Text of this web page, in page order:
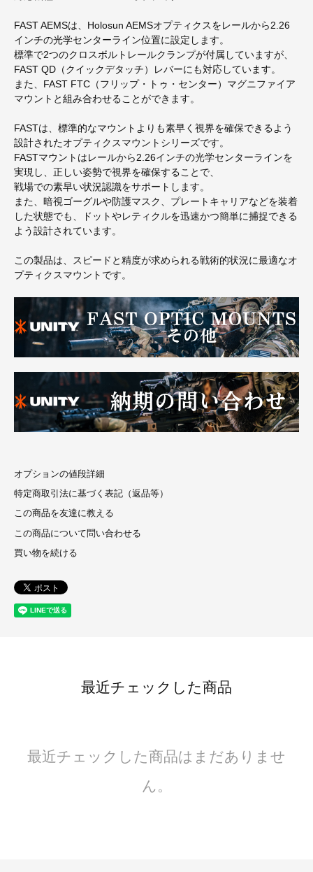
FAST AEMSは、Holosun AEMSオプティクスをレールから2.26
インチの光学センターライン位置に設定します。
標準で2つのクロスボルトレールクランプが付属していますが、
FAST QD（クイックデタッチ）レバーにも対応しています。
また、FAST FTC（フリップ・トゥ・センター）マグニファイア
マウントと組み合わせることができます。
FASTは、標準的なマウントよりも素早く視界を確保できるよう
設計されたオプティクスマウントシリーズです。
FASTマウントはレールから2.26インチの光学センターラインを
実現し、正しい姿勢で視界を確保することで、
戦場での素早い状況認識をサポートします。
また、暗視ゴーグルや防護マスク、プレートキャリアなどを装着
した状態でも、ドットやレティクルを迅速かつ簡単に捕捉できる
よう設計されています。
この製品は、スピードと精度が求められる戦術的状況に最適なオ
プティクスマウントです。
オプションの値段詳細
特定商取引法に基づく表記（返品等）
この商品を友達に教える
この商品について問い合わせる
買い物を続ける
最近チェックした商品
最近チェックした商品はまだありませ
ん。